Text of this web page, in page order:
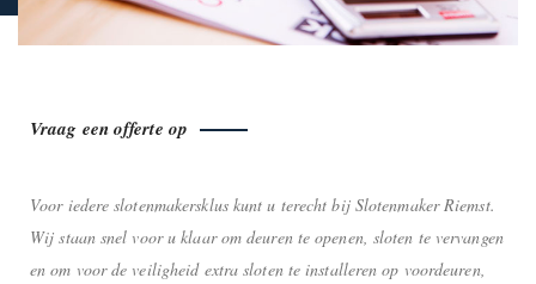
Vraag een offerte op
Voor iedere slotenmakersklus kunt u terecht bij Slotenmaker Riemst.
Wij staan snel voor u klaar om deuren te openen, sloten te vervangen
en om voor de veiligheid extra sloten te installeren op voordeuren,